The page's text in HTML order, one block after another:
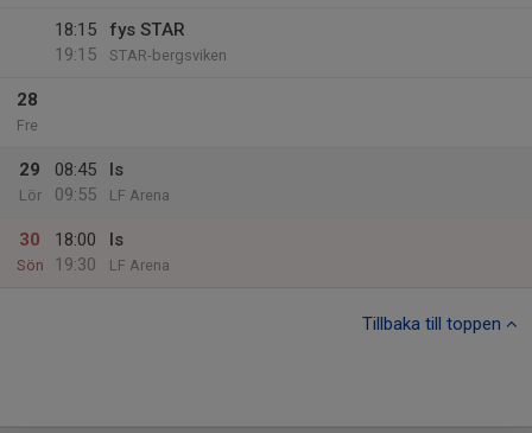
18:15
19:15
fys STAR
STAR-bergsviken
28
Fre
29
Lör
08:45
09:55
Is
LF Arena
30
Sön
18:00
19:30
Is
LF Arena
Tillbaka till toppen